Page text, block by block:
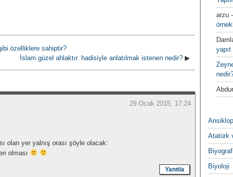
özelliklere sahiptir?
İslam güzel ahlaktır. hadisiyle anlatılmak istenen nedir? ▶
29 Ocak 2015, 17:24
olan yer yalnış orası şöyle olacak:
olması
Yanıtla
arzu
Atatürk
Biyoloji